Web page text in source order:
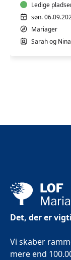
krop
Din
yoga
Ledige
søn.
Mariager
Sarah og Nina
Det, der er
Vi skaber
mere end